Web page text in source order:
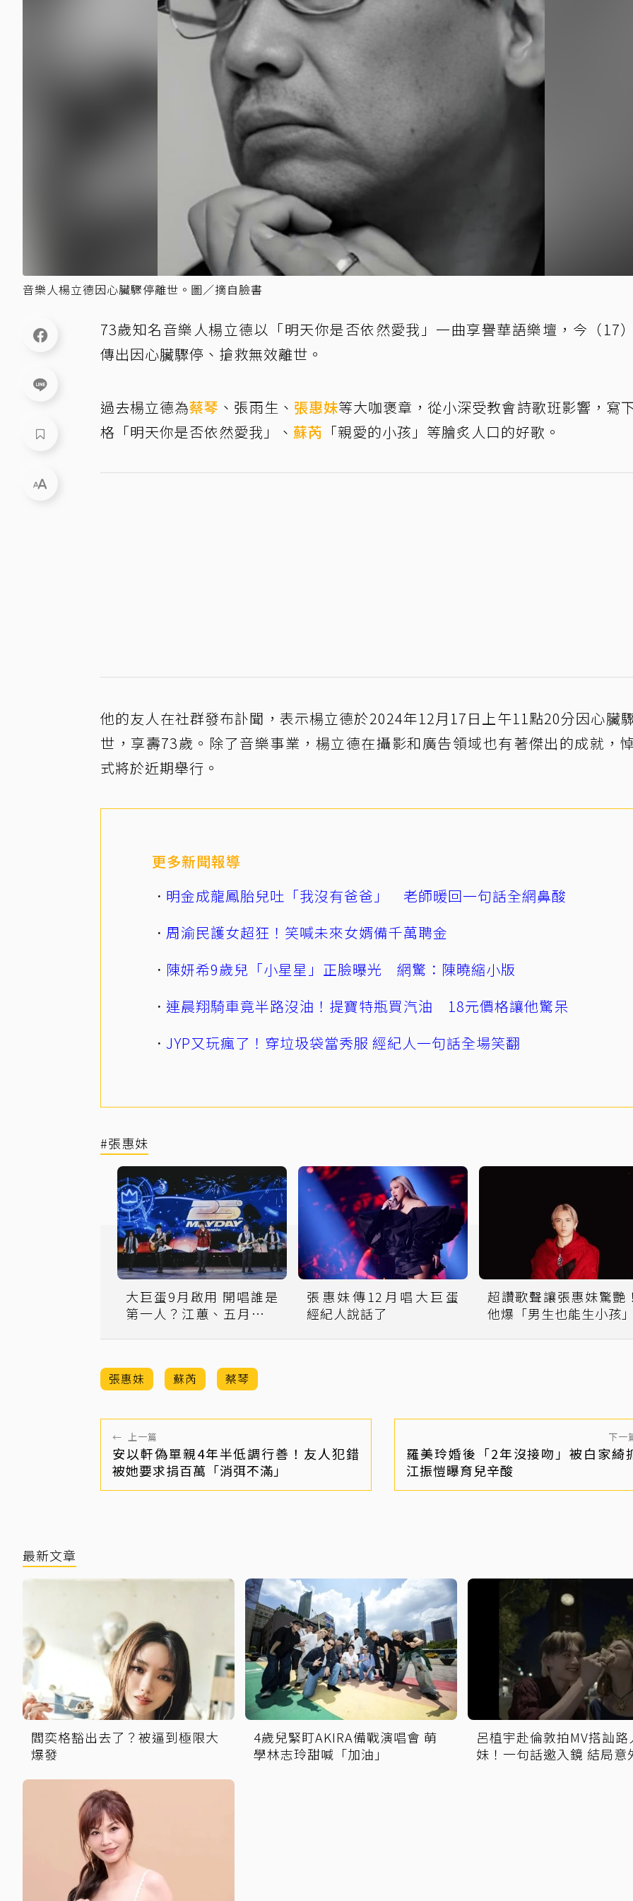
音樂人楊立德因心臟驟停離世。圖／摘自臉書
73歲知名音樂人楊立德以「明天你是否依然愛我」一曲享譽華語樂壇，今（17
傳出因心臟驟停、搶救無效離世。
過去楊立德為蔡琴 、張雨生、 張惠妹等大咖褒章，從小深受教會詩歌班影響，寫
格「明天你是否依然愛我」、 蘇芮 「親愛的小孩」等膾炙人口的好歌。
他的友人在社群發布訃聞，表示楊立德於2024年12月17日上午11點20分因心臟
世，享壽73歲。除了音樂事業，楊立德在攝影和廣告領域也有著傑出的成就，
式將於近期舉行。
更多新聞報導
明金成龍鳳胎兒吐「我沒有爸爸」 老師暖回一句話全網鼻酸
周渝民護女超狂！笑喊未來女婿備千萬聘金
陳妍希9歲兒「小星星」正臉曝光 網驚：陳曉縮小版
連晨翔騎車竟半路沒油！提寶特瓶買汽油 18元價格讓他驚呆
JYP又玩瘋了！穿垃圾袋當秀服 經紀人一句話全場笑翻
#張惠妹
大巨蛋9月啟用 開唱誰是
第一人？江蕙、五月天都
張惠妹傳12月唱大巨蛋
經紀人說話了
超讚歌聲讓張惠妹驚艷！
他爆「男生也能生小孩」
張惠妹 蘇芮 蔡琴
← 上一篇
安以軒偽單親4年半低調行善！友人犯錯
被她要求捐百萬「消弭不滿」
下一
羅美玲婚後「2年沒接吻」被白家綺
江振愷曝育兒辛酸
最新文章
閻奕格豁出去了？被逼到極限大
爆發
4歲兒緊盯AKIRA備戰演唱會 萌
學林志玲甜喊「加油」
呂植宇赴倫敦拍MV搭訕路
妹！一句話邀入鏡 結局意